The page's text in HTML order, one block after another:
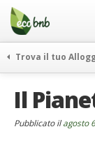
Menu
Salta
contenuto
Offerte Speciali
Regali
FAQ
Trova il tuo
itinerari
curiosità
Il
Pubblicato ilagosto